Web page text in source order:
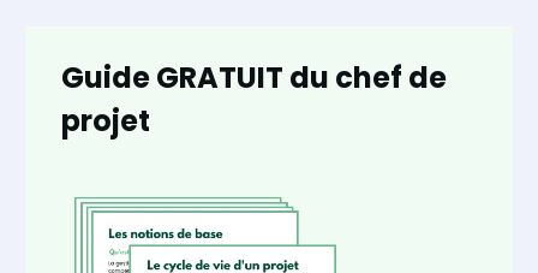
Guide GRATUIT du chef de
projet